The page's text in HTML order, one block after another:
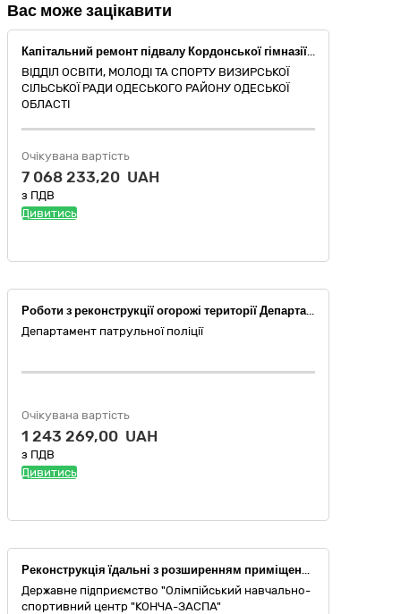
Вас може зацікавити
Капітальний ремонт підвалу Кордонської гімназії (захисної споруди цивільного захисту (найпростіше укриття)) за адресою: Україна, Одеська область, Одеський район, с. Кордон, вул. Шкільна, 3
ВІДДІЛ ОСВІТИ, МОЛОДІ ТА СПОРТУ ВИЗИРСЬКОЇ
СІЛЬСЬКОЇ РАДИ ОДЕСЬКОГО РАЙОНУ ОДЕСЬКОЇ
ОБЛАСТІ
Очікувана вартість
7 068 233,20 UAH
з ПДВ
Дивитись
Роботи з реконструкції огорожі території Департаменту патрульної поліції за адресою: вул. Федора Ернста, 3, м. Київ
Департамент патрульної поліції
Очікувана вартість
1 243 269,00 UAH
з ПДВ
Дивитись
Реконструкція їдальні з розширенням приміщень державного підприємства "Олімпійський навчально-спортивний центр "Конча-Заспа" за адресою: 03131, м. Київ, вул. Столичне шосе, 19. Коригування.
Державне підприємство "Олімпійський навчально-
спортивний центр "КОНЧА-ЗАСПА"